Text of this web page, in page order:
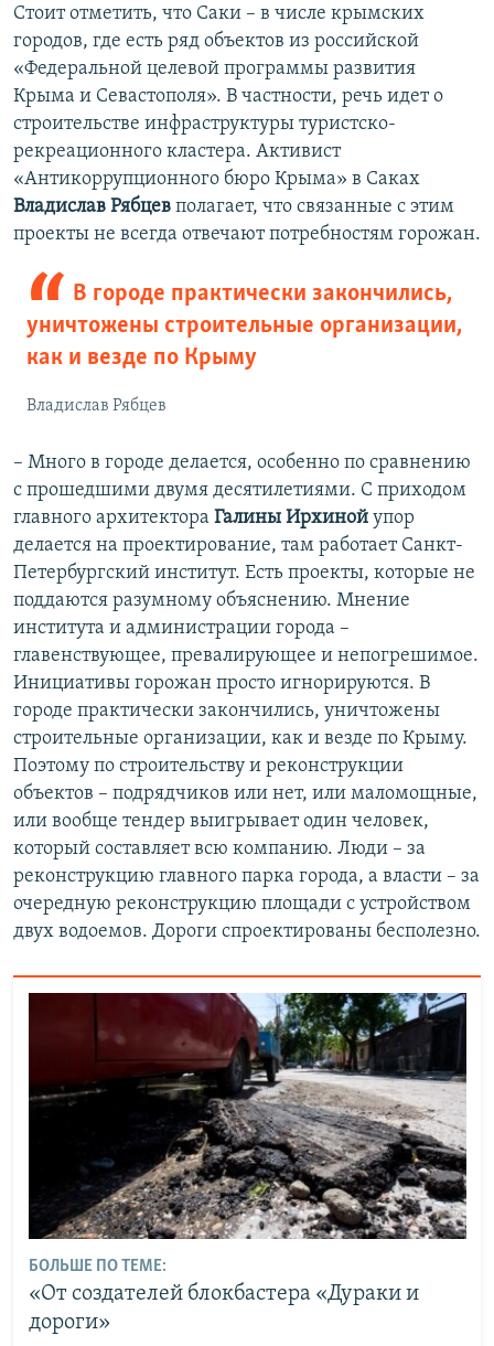
Стоит отметить, что Саки – в числе крымских
городов, где есть ряд объектов из российской
«Федеральной целевой программы развития
Крыма и Севастополя». В частности, речь идет о
строительстве инфраструктуры туристско-
рекреационного кластера. Активист
«Антикоррупционного бюро Крыма» в Саках
Владислав Рябцев полагает, что связанные с этим
проекты не всегда отвечают потребностям горожан.
В городе практически закончились,
уничтожены строительные организации,
как и везде по Крыму
Владислав Рябцев
– Много в городе делается, особенно по сравнению
с прошедшими двумя десятилетиями. С приходом
главного архитектора Галины Ирхиной упор
делается на проектирование, там работает Санкт-
Петербургский институт. Есть проекты, которые не
поддаются разумному объяснению. Мнение
института и администрации города –
главенствующее, превалирующее и непогрешимое.
Инициативы горожан просто игнорируются. В
городе практически закончились, уничтожены
строительные организации, как и везде по Крыму.
Поэтому по строительству и реконструкции
объектов – подрядчиков или нет, или маломощные,
или вообще тендер выигрывает один человек,
который составляет всю компанию. Люди – за
реконструкцию главного парка города, а власти – за
очередную реконструкцию площади с устройством
двух водоемов. Дороги спроектированы бесполезно.
БОЛЬШЕ ПО ТЕМЕ:
«От создателей блокбастера «Дураки и
дороги»